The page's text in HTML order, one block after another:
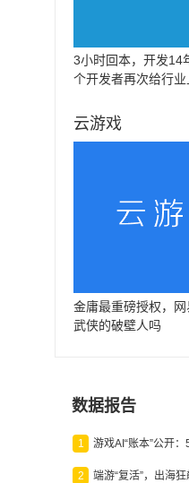
3小时回本，开发14
个开发者再次给行业
云游戏
金庸最重磅授权，
武侠的破壁人吗
数据报告
1
2